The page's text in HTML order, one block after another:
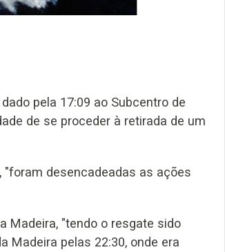
pela 17:09 ao Subcentro de
de se proceder à retirada de um
"foram desencadeadas as ações
Madeira, "tendo o resgate sido
Madeira pelas 22:30, onde era